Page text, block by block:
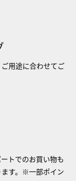
用途に合わせてご
トでのお買い物も
ます。※一部ポイン